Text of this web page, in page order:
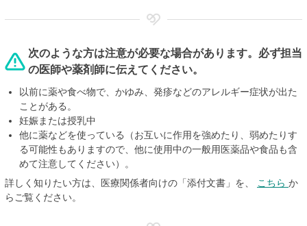
次のような方は注意が必要な場合があります。必ず担当
の医師や薬剤師に伝えてください。
以前に薬や食べ物で、かゆみ、発疹などのアレルギー症状が出た
ことがある。
妊娠または授乳中
他に薬などを使っている（お互いに作用を強めたり、弱めたりす
る可能性もありますので、他に使用中の一般用医薬品や食品も含
めて注意してください）。
詳しく知りたい方は、医療関係者向けの「添付文書」を、
こちら か
らご覧ください。